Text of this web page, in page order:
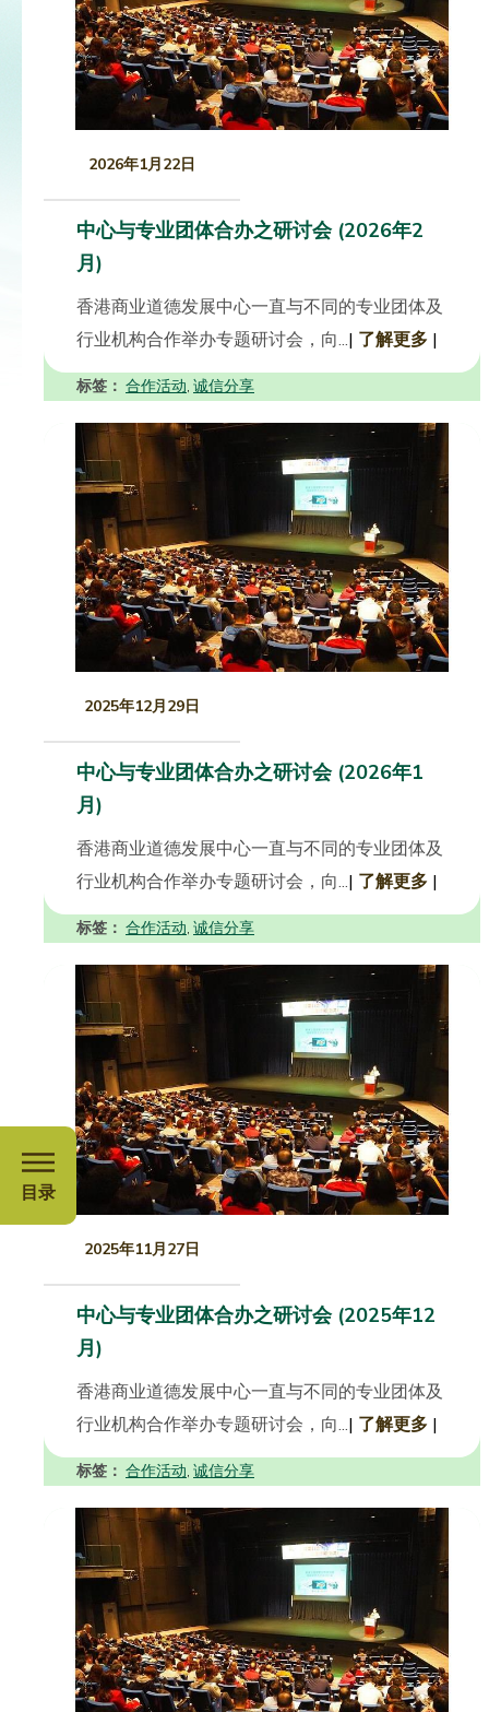
目录
2026年1月22日
中心与专业团体合办之研讨会 (2026年2
月)
香港商业道德发展中心一直与不同的专业团体及
行业机构合作举办专题研讨会，向...| 了解更多 |
标签： 合作活动, 诚信分享
2025年12月29日
中心与专业团体合办之研讨会 (2026年1
月)
香港商业道德发展中心一直与不同的专业团体及
行业机构合作举办专题研讨会，向...| 了解更多 |
标签： 合作活动, 诚信分享
2025年11月27日
中心与专业团体合办之研讨会 (2025年12
月)
香港商业道德发展中心一直与不同的专业团体及
行业机构合作举办专题研讨会，向...| 了解更多 |
标签： 合作活动, 诚信分享